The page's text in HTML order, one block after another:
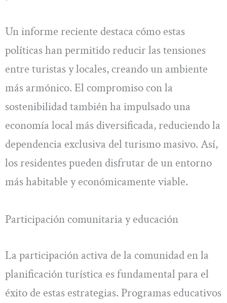
Un informe reciente destaca cómo estas
políticas han permitido reducir las tensiones
entre turistas y locales, creando un ambiente
más armónico. El compromiso con la
sostenibilidad también ha impulsado una
economía local más diversificada, reduciendo la
dependencia exclusiva del turismo masivo. Así,
los residentes pueden disfrutar de un entorno
más habitable y económicamente viable.
Participación comunitaria y educación
La participación activa de la comunidad en la
planificación turística es fundamental para el
éxito de estas estrategias. Programas educativos